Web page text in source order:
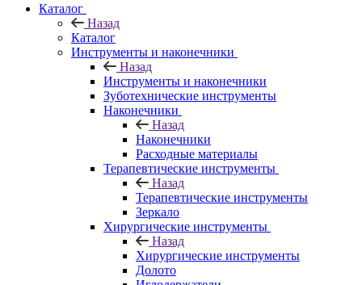
Каталог
Назад
Каталог
Инструменты и наконечники
Назад
Инструменты и наконечники
Зуботехнические инструменты
Наконечники
Назад
Наконечники
Расходные материалы
Терапевтические инструменты
Назад
Терапевтические инструменты
Зеркало
Хирургические инструменты
Назад
Хирургические инструменты
Долото